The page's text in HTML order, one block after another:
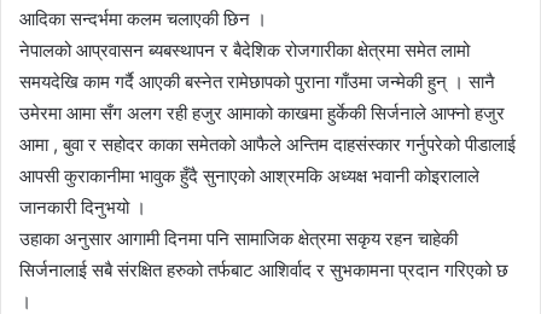
आदिका सन्दर्भमा कलम चलाएकी छिन ।
नेपालको आप्रवासन ब्यबस्थापन र बैदेशिक रोजगारीका क्षेत्रमा समेत लामो
समयदेखि काम गर्दै आएकी बस्नेत रामेछापको पुराना गाँउमा जन्मेकी हुन् । सानै
उमेरमा आमा सँग अलग रही हजुर आमाको काखमा हुर्केकी सिर्जनाले आफ्नो हजुर
आमा , बुवा र सहोदर काका समेतको आफैले अन्तिम दाहसंस्कार गर्नुपरेको पीडालाई
आपसी कुराकानीमा भावुक हुँदै सुनाएको आश्रमकि अध्यक्ष भवानी कोइरालाले
जानकारी दिनुभयो ।
उहाका अनुसार आगामी दिनमा पनि सामाजिक क्षेत्रमा सकृय रहन चाहेकी
सिर्जनालाई सबै संरक्षित हरुको तर्फबाट आशिर्वाद र सुभकामना प्रदान गरिएको छ
।